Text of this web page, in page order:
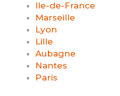
Ile-de-France
Marseille
Lyon
Lille
Aubagne
Nantes
Paris